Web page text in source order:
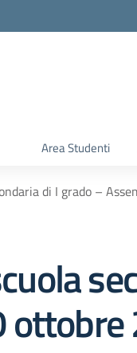
Area Studenti
di I grado –